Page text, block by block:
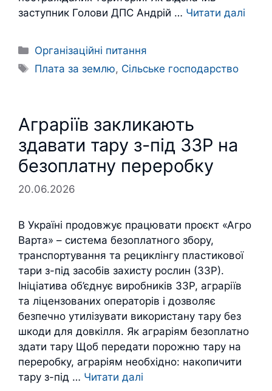
заступник Голови ДПС Андрій … Читати далі
Категорії
Організаційні питання
Позначки
Плата за землю, Сільське господарство
Аграріїв закликають
здавати тару з-під ЗЗР на
безоплатну переробку
20.06.2026
В Україні продовжує працювати проєкт «Агро
Варта» – система безоплатного збору,
транспортування та рециклінгу пластикової
тари з-під засобів захисту рослин (ЗЗР).
Ініціатива об’єднує виробників ЗЗР, аграріїв
та ліцензованих операторів і дозволяє
безпечно утилізувати використану тару без
шкоди для довкілля. Як аграріям безоплатно
здати тару Щоб передати порожню тару на
переробку, аграріям необхідно: накопичити
тару з-під … Читати далі